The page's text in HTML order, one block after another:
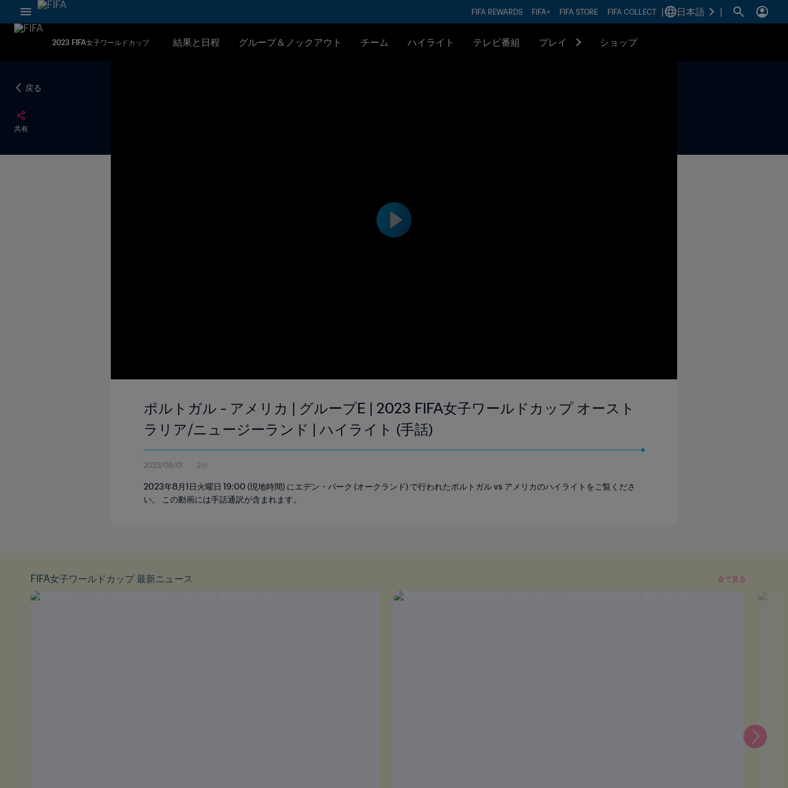
FIFA REWARDS FIFA+ FIFA STORE FIFA COLLECT 日本語
2023 FIFA女子ワールドカップ 結果と日程 グループ＆ノックアウト チーム ハイライト テレビ番組 プレイ ショップ
戻る
共有
ポルトガル - アメリカ | グループE | 2023 FIFA女子ワールドカップ オースト
ラリア/ニュージーランド | ハイライト (手話)
2023/08/01 2分
2023年8月1日火曜日 19:00 (現地時間) にエデン・パーク (オークランド) で行われたポルトガル vs アメリカのハイライトをご覧くださ
い。 この動画には手話通訳が含まれます。
FIFA女子ワールドカップ 最新ニュース 全て見る
次